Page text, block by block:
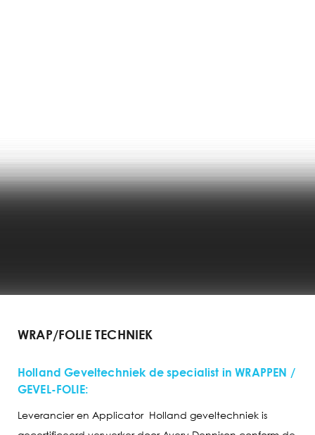
WRAP/FOLIE TECHNIEK
Holland Geveltechniek de specialist in WRAPPEN /
GEVEL-FOLIE:
Leverancier en Applicator Holland geveltechniek is